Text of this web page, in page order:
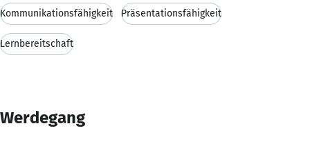
Kommunikationsfähigkeit Präsentationsfähigkeit
Lernbereitschaft
Werdegang